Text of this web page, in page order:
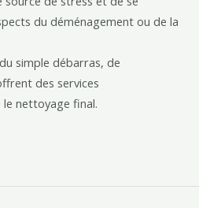
du déménagement ou de la
simple débarras, de
des services
nettoyage final.